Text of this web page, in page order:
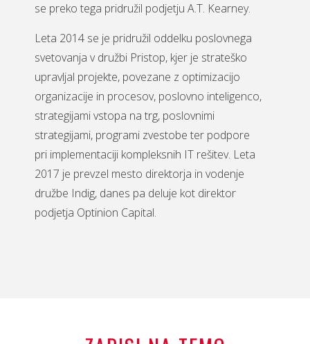
se preko tega pridružil podjetju A.T. Kearney.
Leta 2014 se je pridružil oddelku poslovnega
svetovanja v družbi Pristop, kjer je strateško
upravljal projekte, povezane z optimizacijo
organizacije in procesov, poslovno inteligenco,
strategijami vstopa na trg, poslovnimi
strategijami, programi zvestobe ter podpore
pri implementaciji kompleksnih IT rešitev. Leta
2017 je prevzel mesto direktorja in vodenje
družbe Indig, danes pa deluje kot direktor
podjetja Optinion Capital.